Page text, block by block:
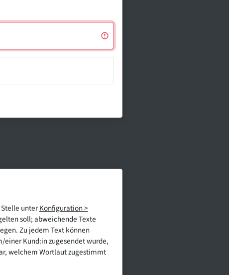
Stelle unterKonfiguration >
soll; abweichende Texte
Zu jedem Text können
Kund:in zugesendet wurde,
welchem Wortlaut zugestimmt